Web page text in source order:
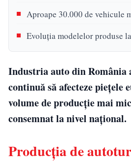
Aproape 30.000 de vehicule
Evoluția modelelor produse
Industria auto din
continuă să afecteze piețele
volume de producție mai
consemnat la nivel național.
Producția de